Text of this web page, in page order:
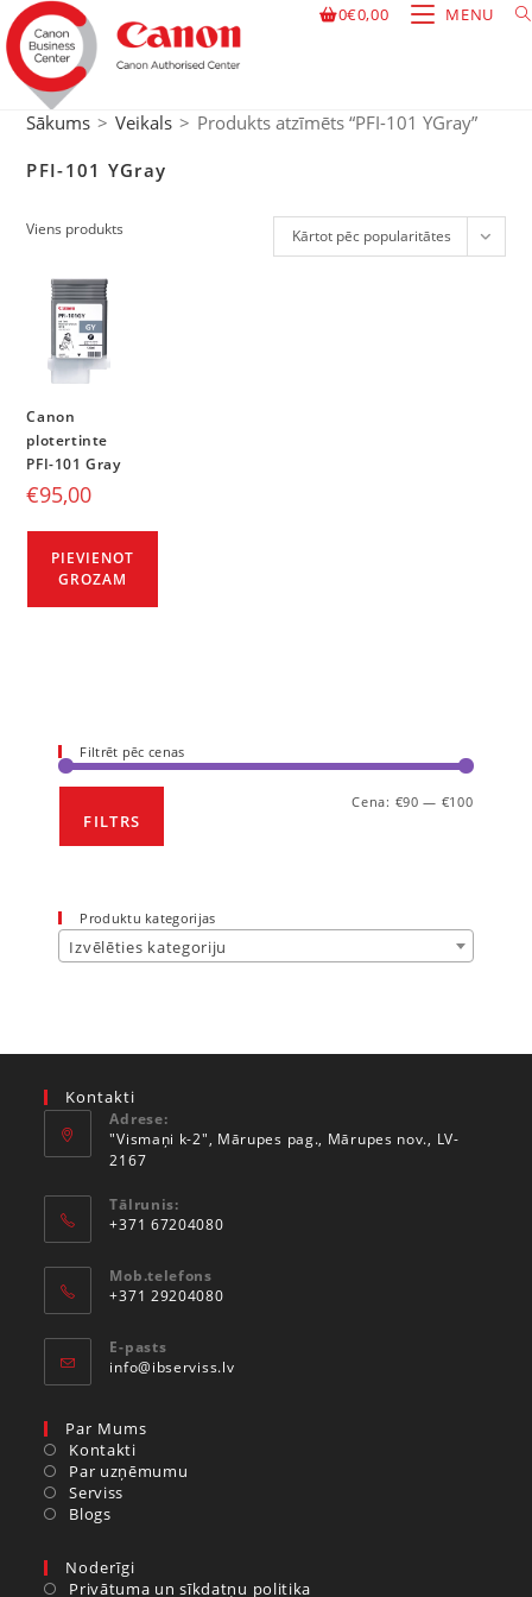
0€0,00 MENU
Sākums > Veikals > Produkts atzīmēts “PFI-101 YGray”
PFI-101 YGray
Viens produkts Kārtot pēc popularitātes
Canon
plotertinte
PFI-101 Gray
€95,00
PIEVIENOT
GROZAM
Filtrēt pēc cenas
FILTRS
Cena: €90 — €100
Produktu kategorijas
Izvēlēties kategoriju
Kontakti
Adrese:
"Vismaņi k-2", Mārupes pag., Mārupes nov., LV-
2167
Tālrunis:
+371 67204080
Mob.telefons
+371 29204080
E-pasts
info@ibserviss.lv
Par Mums
Kontakti
Par uzņēmumu
Serviss
Blogs
Noderīgi
Privātuma un sīkdatņu politika